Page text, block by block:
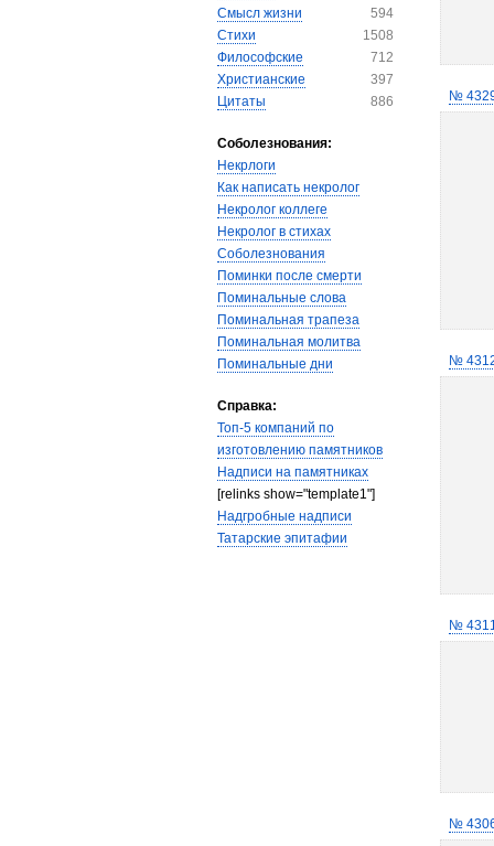
Смысл жизни
594
Стихи
1508
Философские
712
Христианские
397
Цитаты
886
Соболезнования:
Некрлоги
Как написать некролог
Некролог коллеге
Некролог в стихах
Соболезнования
Поминки после смерти
Поминальные слова
Поминальная трапеза
Поминальная молитва
Поминальные дни
Справка:
Топ-5 компаний по
изготовлению памятников
Надписи на памятниках
[relinks show="template1"]
Надгробные надписи
Татарские эпитафии
№
№
№
№